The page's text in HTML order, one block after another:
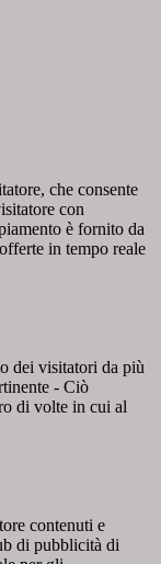
che consente
con
è fornito da
in tempo reale
dei visitatori da più
- Ciò
di volte in cui al
contenuti e
di pubblicità di